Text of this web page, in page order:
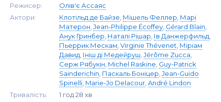
Режисер:
Олів'є Ассаяс
Актори:
Клотільд де Байзе Мішель Феллер Марі
Матерон Jean-Philippe Écoffey Gérard Blain
Анук Гринбер Наталі Рішар Ів Данжерфильд
Пьеррик Мескам Virginie Thévenet Міріам
Давид Ініш ді Медейруш Jérôme Zucca
Серж Рябукін Michel Raskine Guy-Patrick
Sainderichin Паскаль Боніцер Jean-Guido
Spinelli Marie-Jo Delacour André Lindon
Тривалість:
1 год 28 хв